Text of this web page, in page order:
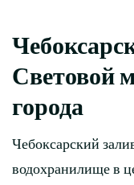
Световой
города
Чебоксарский
водохранилище в